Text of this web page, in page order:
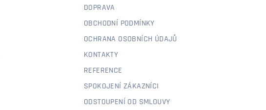
DOPRAVA
OBCHODNÍ PODMÍNKY
OCHRANA OSOBNÍCH ÚDAJŮ
KONTAKTY
REFERENCE
SPOKOJENÍ ZÁKAZNÍCI
ODSTOUPENÍ OD SMLOUVY